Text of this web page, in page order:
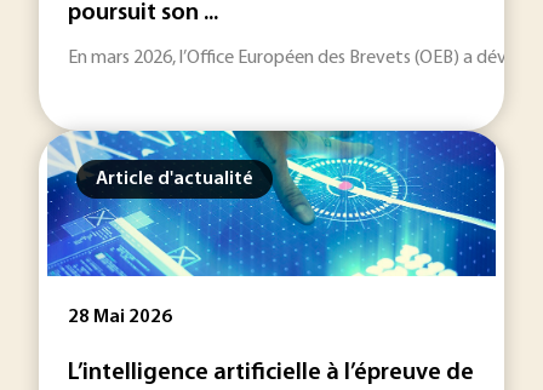
poursuit son ...
En mars 2026, l’Office Européen des Brevets (OEB) a
Article d'actualité
28 Mai 2026
L’intelligence artificielle à l’épreuve de